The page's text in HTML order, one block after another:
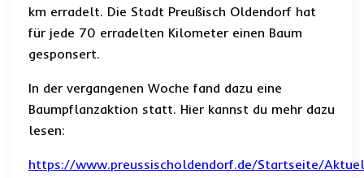
km erradelt. Die Stadt Preußisch Oldendorf hat
für jede 70 erradelten Kilometer einen Baum
gesponsert.
In der vergangenen Woche fand dazu eine
Baumpflanzaktion statt. Hier kannst du mehr dazu
lesen:
https://www.preussischoldendorf.de/Startseite/